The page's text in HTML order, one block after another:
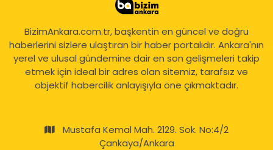
BizimAnkara.com.tr, başkentin en güncel ve doğru
haberlerini sizlere ulaştıran bir haber portalıdır. Ankara'nın
yerel ve ulusal gündemine dair en son gelişmeleri takip
etmek için ideal bir adres olan sitemiz, tarafsız ve
objektif habercilik anlayışıyla öne çıkmaktadır.
Mustafa Kemal Mah. 2129. Sok. No:4/2
Çankaya/Ankara